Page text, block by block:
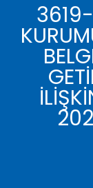
3619-